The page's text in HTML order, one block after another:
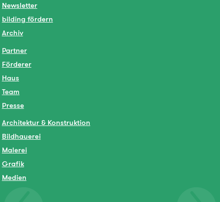
Newsletter
bilding fördern
Archiv
Partner
Förderer
Haus
Team
Presse
Architektur & Konstruktion
Bildhauerei
Malerei
Grafik
Medien